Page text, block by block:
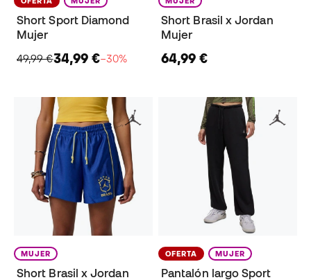
Short Sport Diamond
Mujer
49,99 €34,99 €−30%
Short Brasil x Jordan
Mujer
64,99 €
MUJER
Short Brasil x Jordan
OFERTA MUJER
Pantalón largo Sport